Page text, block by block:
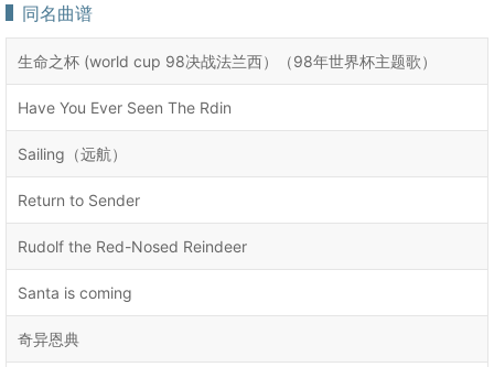
同名曲谱
生命之杯 (world cup 98决战法兰西）（98年世界杯主题歌）
Have You Ever Seen The Rdin
Sailing（远航）
Return to Sender
Rudolf the Red-Nosed Reindeer
Santa is coming
奇异恩典